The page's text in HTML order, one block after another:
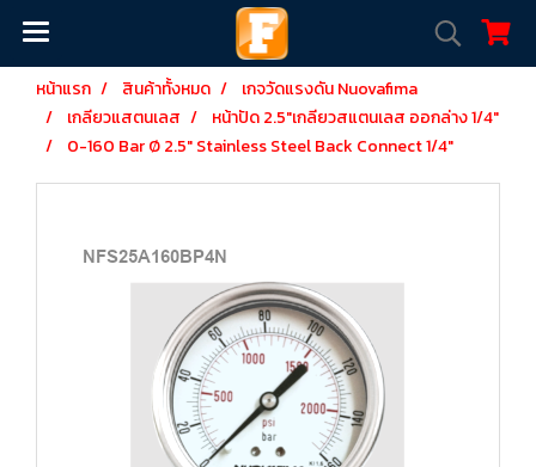
หน้าแรก สินค้าทั้งหมด
เกจวัดแรงดัน Nuovafima
เกลียวแสตนเลส
หน้าปัด 2.5"เกลียวสแตนเลส ออกล่าง 1/4"
0-160 Bar Ø 2.5" Stainless Steel Back Connect 1/4"